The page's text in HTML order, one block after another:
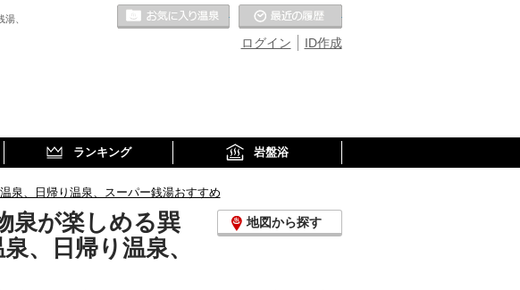
、
ID作成
ログイン
お気に入りの温泉
ランキング 岩盤浴
泉、日帰り温泉、スーパー銭湯おすすめ
泉が楽しめる巽
、日帰り温泉、
地図から探す